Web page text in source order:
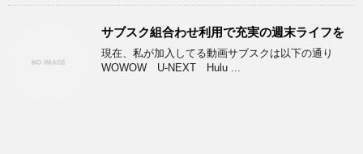
サブスク組合わせ利用で充実の週末ライフを
現在、私が加入してる動画サブスクは以下の通り
WOWOW U-NEXT Hulu ...